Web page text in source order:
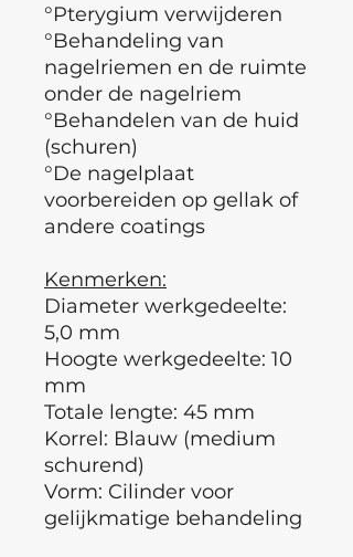
°Pterygium verwijderen
°Behandeling van
nagelriemen en de ruimte
onder de nagelriem
°Behandelen van de huid
(schuren)
°De nagelplaat
voorbereiden op gellak of
andere coatings
Kenmerken:
Diameter werkgedeelte:
5,0 mm
Hoogte werkgedeelte: 10
mm
Totale lengte: 45 mm
Korrel: Blauw (medium
schurend)
Vorm: Cilinder voor
gelijkmatige behandeling